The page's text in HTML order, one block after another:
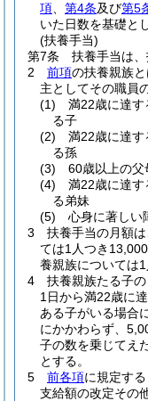
項
第4条及び第5
いた日数を基礎と
(扶養手当)
第7条
扶養手当は
2
前項の扶養親族
主としてその職員
(1)
満22歳に達す
る子
(2)
満22歳に達す
る孫
(3)
60歳以上の
(4)
満22歳に達す
る弟妹
(5)
心身に著しい
3
扶養手当の月額は
ては1人つき13,000
養親族については
4
扶養親族たる子
1日から満22歳に
ある子がいる場合
にかかわらず、
子の数を乗じてえ
とする。
5
前各項に規定す
支給額の改定その